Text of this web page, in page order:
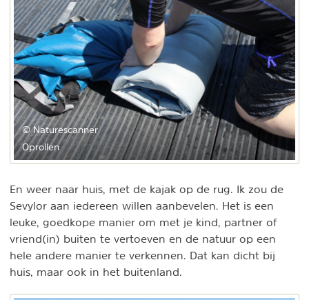
© Naturescanner
Oprollen
En weer naar huis, met de kajak op de rug. Ik zou de
Sevylor aan iedereen willen aanbevelen. Het is een
leuke, goedkope manier om met je kind, partner of
vriend(in) buiten te vertoeven en de natuur op een
hele andere manier te verkennen. Dat kan dicht bij
huis, maar ook in het buitenland.